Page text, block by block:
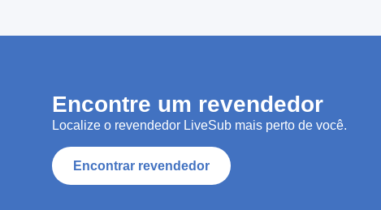
Encontre um revendedor
Localize o revendedor LiveSub mais perto de você.
Encontrar revendedor